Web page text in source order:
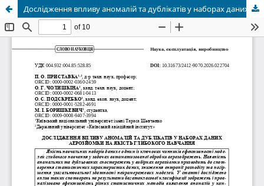
Дослідження впливу аномалій та дублікатів у наборах даних аерозйомки на якість глибокого навчання